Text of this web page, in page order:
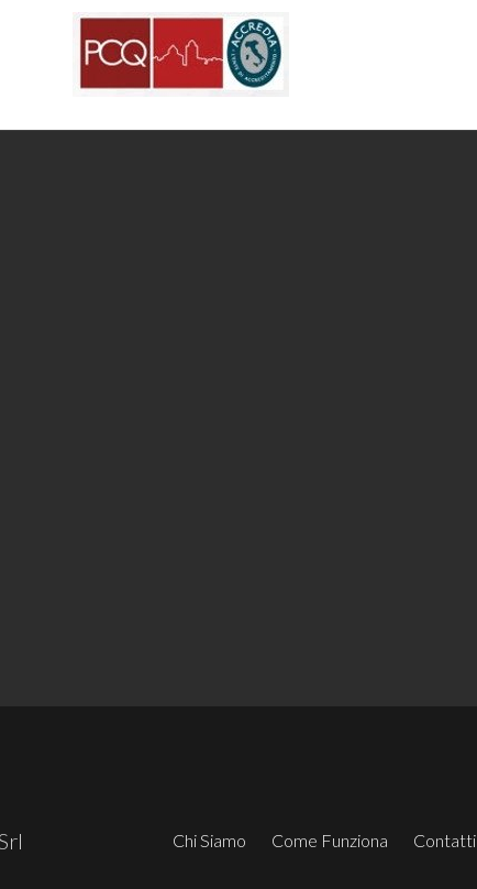
Chi Siamo Come Funziona Contatti